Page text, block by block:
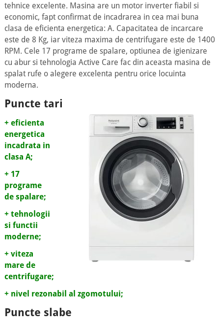
tehnice excelente. Masina are un motor inverter fiabil si
economic, fapt confirmat de incadrarea in cea mai buna
clasa de eficienta energetica: A. Capacitatea de incarcare
este de 8 Kg, iar viteza maxima de centrifugare este de 1400
RPM. Cele 17 programe de spalare, optiunea de igienizare
cu abur si tehnologia Active Care fac din aceasta masina de
spalat rufe o alegere excelenta pentru orice locuinta
moderna.
Puncte tari
+ eficienta
energetica
incadrata in
clasa A;
+ 17
programe
de spalare;
+ tehnologii
si functii
moderne;
+ viteza
mare de
centrifugare;
+ nivel rezonabil al zgomotului;
Puncte slabe